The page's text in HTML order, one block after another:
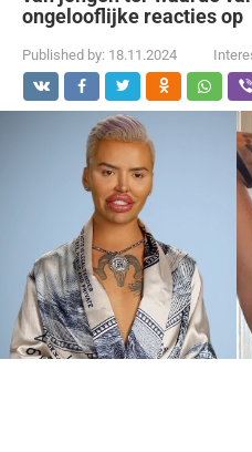
ongelooflijke reacties op
Published by: 18.11.2024